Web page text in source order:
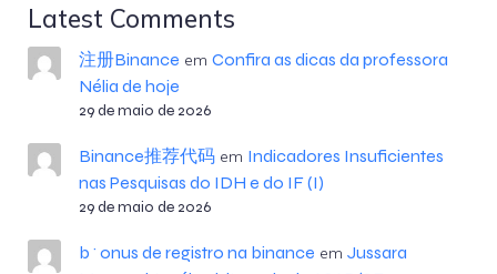
Latest Comments
注册Binance em Confira as dicas da professora
Nélia de hoje
29 de maio de 2026
Binance推荐代码em Indicadores Insuficientes
nas Pesquisas do IDH e do IF (I)
29 de maio de 2026
b^onus de registro na binance em Jussara